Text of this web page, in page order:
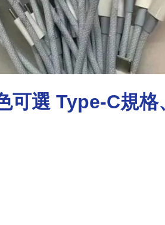
選 Type-C規格